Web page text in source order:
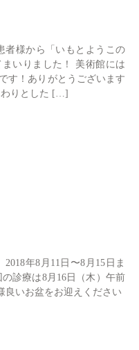
者様から「いもとようこの
いりました！ 美術館には
す！ありがとうございます
わりとした […]
年8月11日〜8月15日ま
診療は8月16日（木）午前
良いお盆をお迎えください